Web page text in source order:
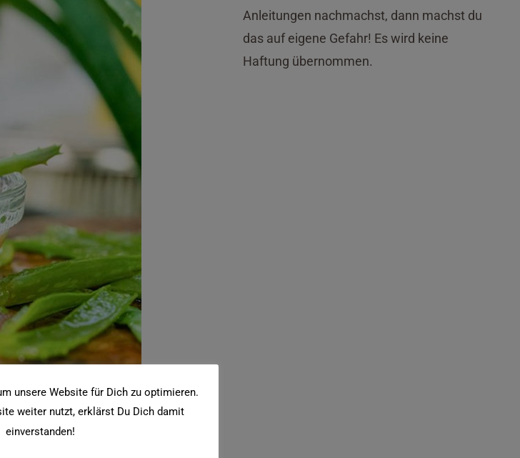
Anleitungen nachmachst, dann machst du
das auf eigene Gefahr! Es wird keine
Haftung übernommen.
unsere Website für Dich zu optimieren.
weiter nutzt, erklärst Du Dich damit
einverstanden!